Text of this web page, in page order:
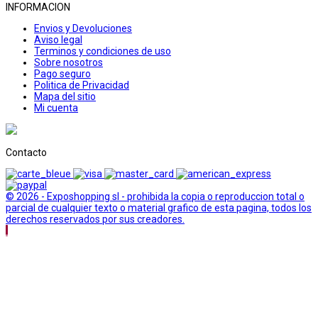
INFORMACION
Envios y Devoluciones
Aviso legal
Terminos y condiciones de uso
Sobre nosotros
Pago seguro
Politica de Privacidad
Mapa del sitio
Mi cuenta
Contacto
© 2026 - Exposhopping sl - prohibida la copia o reproduccion total o
parcial de cualquier texto o material grafico de esta pagina, todos los
derechos reservados por sus creadores.